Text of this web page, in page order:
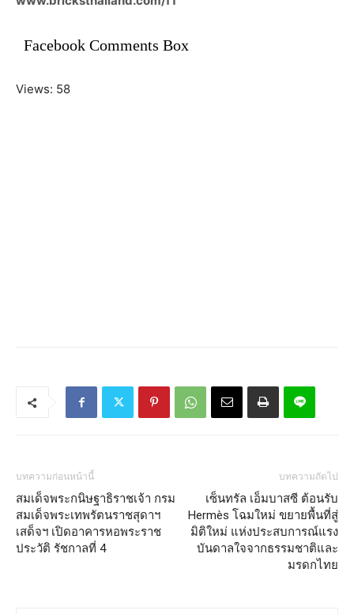
Facebook Comments Box
Views: 58
บทความก่อนหน้านี้
สมเด็จพระกนิษฐาธิราชเจ้า กรม
สมเด็จพระเทพรัตนราชสุดาฯ
เสด็จฯ เปิดอาคารหอพระราช
ประวัติ รัชกาลที่ 4
บทความถัดไป
เซ็นทรัล เอ็มบาสซี ต้อนรับ
Hermès โฉมใหม่ ขยายพื้นที่สู่
มิติใหม่ แห่งประสบการณ์แรง
บันดาลใจจากธรรมชาติและ
มรดกไทย